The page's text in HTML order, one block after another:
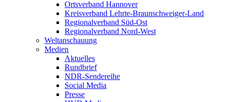
Ortsverband Hannover
Kreisverband Lehrte-Braunschweiger-Land
Regionalverband Süd-Ost
Regionalverband Nord-West
Weltanschauung
Medien
Aktuelles
Rundbrief
NDR-Sendereihe
Social Media
Presse